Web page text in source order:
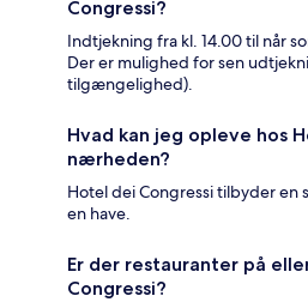
Congressi?
Indtjekning fra kl. 14.00 til når
Der er mulighed for sen
tilgængelighed).
Hvad kan jeg opleve hos
nærheden?
Hotel dei Congressi tilbyder
en have.
Er der restauranter på
Congressi?